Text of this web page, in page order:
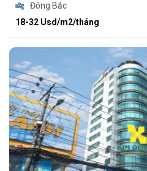
Đông Bắc
18-32 Usd/m2/tháng